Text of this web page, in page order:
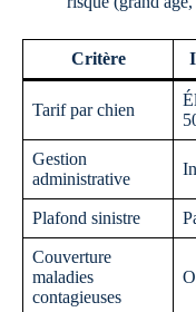
Critère
Tarif par chien
Gestion
administrative
Plafond sinistre
Couverture
maladies
contagieuses